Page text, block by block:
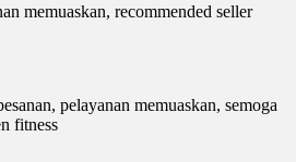
memuaskan, recommended seller
pelayanan memuaskan, semoga
fitness